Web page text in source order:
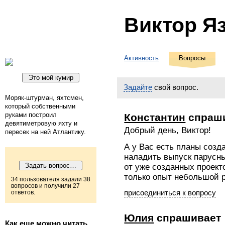
Виктор
Моряк-штурман, яхтсмен,
который собственными
руками построил
девятиметровую яхту и
пересек на ней Атлантику.
34 пользователя задали 38
вопросов и получили 27
ответов.
Активность Вопросы
Задайте свой вопрос.
Константин
Добрый день, Виктор!
А у Вас есть планы
наладить выпуск
от уже созданных
только опыт небольшой
присоединиться к вопросу
Юлия спрашивает